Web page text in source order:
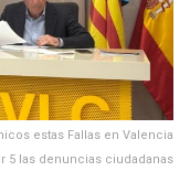
estas Fallas en Valencia
5 las denuncias ciudadanas